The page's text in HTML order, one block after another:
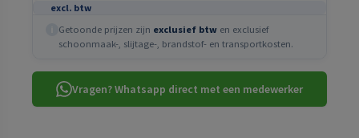
excl. btw
Getoonde prijzen zijn exclusief btw en exclusief
schoonmaak-, slijtage-, brandstof- en transportkosten.
Vragen? Whatsapp direct met een medewerker